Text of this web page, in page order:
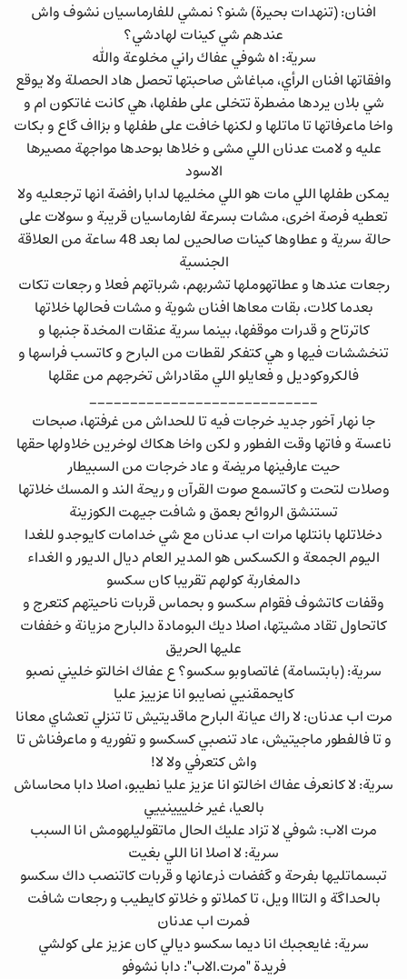
افنان: (تنهدات بحيرة) شنو؟ نمشي للفارماسيان نشوف واش
عندهم شي كينات لهادشي؟
سرية: اه شوفي عفاك راني مخلوعة والله
وافقاتها افنان الرأي، مباغاش صاحبتها تحصل هاد الحصلة ولا يوقع
شي بلان يردها مضطرة تتخلى على طفلها، هي كانت غاتكون ام و
واخا ماعرفاتها تا ماتلها و لكنها خافت على طفلها و بزااف گاع و بكات
عليه و لامت عدنان اللي مشى و خلاها بوحدها مواجهة مصيرها
الاسود
يمكن طفلها اللي مات هو اللي مخليها لدابا رافضة انها ترجعليه ولا
تعطيه فرصة اخرى، مشات بسرعة لفارماسيان قريبة و سولات على
حالة سرية و عطاوها كينات صالحين لما بعد 48 ساعة من العلاقة
الجنسية
رجعات عندها و عطاتهوملها تشربهم، شرباتهم فعلا و رجعات تكات
بعدما كلات، بقات معاها افنان شوية و مشات فحالها خلاتها
كاترتاح و قدرات موقفها، بينما سرية عنقات المخدة جنبها و
تنخششات فيها و هي كتفكر لقطات من البارح و كاتسب فراسها و
فالكروكوديل و فعايلو اللي مقادراش تخرجهم من عقلها
____________________________
جا نهار آخور جديد خرجات فيه تا للحداش من غرفتها، صبحات
ناعسة و فاتها وقت الفطور و لكن واخا هكاك لوخرين خلاولها حقها
حيت عارفينها مريضة و عاد خرجات من السبيطار
وصلات لتحت و كاتسمع صوت القرآن و ريحة الند و المسك خلاتها
تستنشق الروائح بعمق و شافت جيهت الكوزينة
دخلاتلها بانتلها مرات اب عدنان مع شي خدامات كايوجدو للغدا
اليوم الجمعة و الكسكس هو المدير العام ديال الديور و الغداء
دالمغاربة كولهم تقريبا كان سكسو
وقفات كاتشوف فقوام سكسو و بحماس قربات ناحيتهم كتعرج و
كاتحاول تقاد مشيتها، اصلا ديك البومادة دالبارح مزيانة و خففات
عليها الحريق
سرية: (بابتسامة) غاتصاوبو سكسو؟ ع عفاك اخالتو خليني نصبو
كايحمقنيي نصايبو انا عزييز عليا
مرت اب عدنان: لا راك عيانة البارح ماقديتيش تا تنزلي تعشاي معانا
و تا فالفطور ماجيتيش، عاد تنصبي كسكسو و تفوريه و ماعرفناش تا
واش كتعرفي ولا لا!
سرية: لا كانعرف عفاك اخالتو انا عزيز عليا نطيبو، اصلا دابا محاساش
بالعيا، غير خلييينييي
مرت الاب: شوفي لا تزاد عليك الحال ماتقوليلهومش انا السبب
سرية: لا اصلا انا اللي بغيت
تبسماتليها بفرحة و گفضات ذرعانها و قربات كاتنصب داك سكسو
بالحداگة و التااا ويل، تا كملاتو و خلاتو كايطيب و رجعات شافت
فمرت اب عدنان
سرية: غايعجبك انا ديما سكسو ديالي كان عزيز على كولشي
فريدة "مرت.الاب": دابا نشوفو